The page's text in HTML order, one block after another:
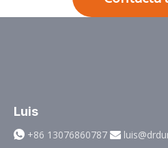
Luis
 +86 13076860787 